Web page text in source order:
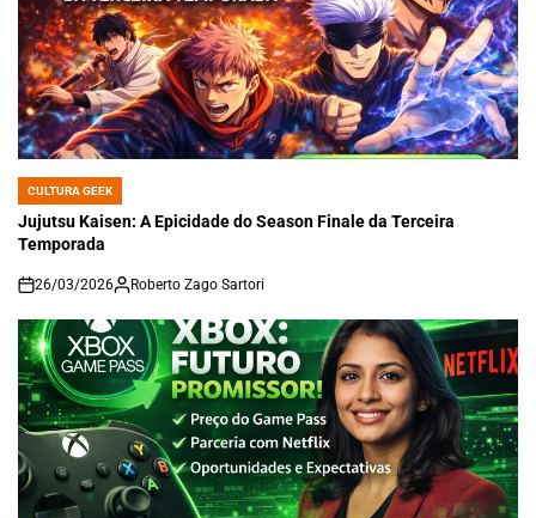
POSTED
IN
CULTURA GEEK
Jujutsu Kaisen: A Epicidade do Season Finale da Terceira
Temporada
on
26/03/2026 Roberto Zago Sartori